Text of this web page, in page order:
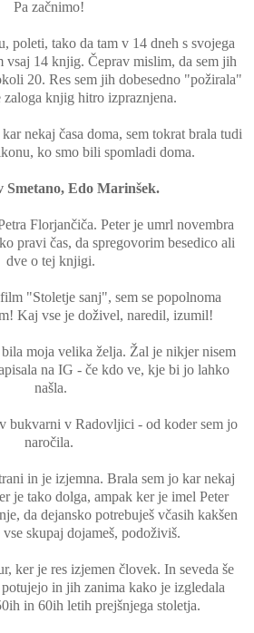
Pa začnimo!
poleti, tako da tam v 14 dneh s svojega
14 knjig. Čeprav mislim, da sem jih
20. Res sem jih dobesedno "požirala"
knjig hitro izpraznjena.
nekaj časa doma, sem tokrat brala tudi
ko smo bili spomladi doma.
Smetano, Edo Marinšek.
Florjančiča. Peter je umrl novembra
pravi čas, da spregovorim besedico ali
dve o tej knjigi.
"Stoletje sanj", sem se popolnoma
Kaj vse je doživel, naredil, izumil!
moja velika želja. Žal je nikjer nisem
na IG - če kdo ve, kje bi jo lahko
našla.
bukvarni v Radovljici - od koder sem jo
naročila.
in je izjemna. Brala sem jo kar nekaj
je tako dolga, ampak ker je imel Peter
da dejansko potrebuješ včasih kakšen
vse skupaj dojameš, podoživiš.
ker je res izjemen človek. In seveda še
in jih zanima kako je izgledala
in 60ih letih prejšnjega stoletja.